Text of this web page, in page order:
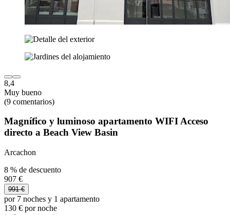
8,4
Muy bueno
(9 comentarios)
Magnífico y luminoso apartamento WIFI Acceso
directo a Beach View Basin
Arcachon
8 % de descuento
907 €
991 €
por 7 noches y 1 apartamento
130 € por noche